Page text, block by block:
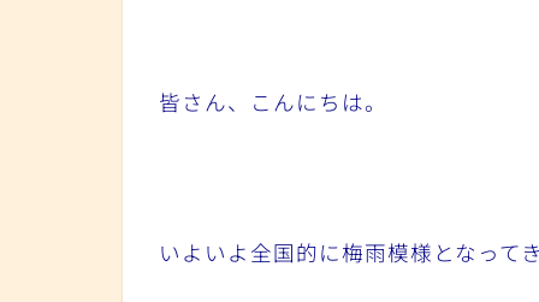
皆さん、こんにちは。
いよいよ全国的に梅雨模様となって